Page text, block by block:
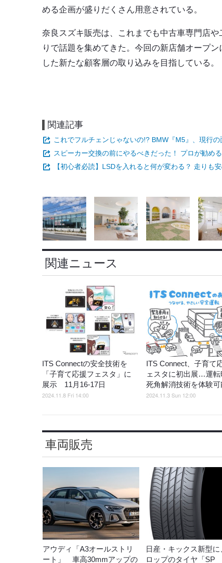
める企画が盛りだくさん用意されている。
奈良スズキ販売は、これまでも中古車専門店
りで話題を集めてきた。今回の新店舗オープ
した新たな顧客層の取り込みを目指している。
関連記事
これでフルチェンじゃないの!? BMW『M5』、現行
スピーカー交換の前にやるべきだった！ プロが勧め
【初心者必読】LSDを入れると何が変わる？ 走り
関連ニュース
ITS Connectの安全技術を
「子育て応援フェスタ」に
展示 11月16-17日
2024.11.8 Fri 14:00
ITS Connect、子育て
ェスタに初出展…運転
死角解消技術を体験可
2024.11.3 Sun 12:00
車両販売
アウディ「A3オールストリ
ート」 車高30mmアップの
日産・キックス新型
ロップのタイヤ「SP